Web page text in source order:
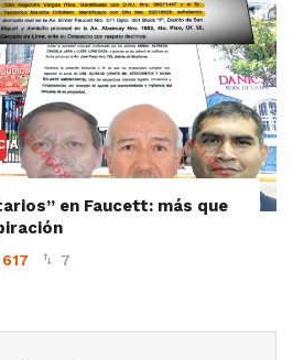
en Faucett: más que
617 7